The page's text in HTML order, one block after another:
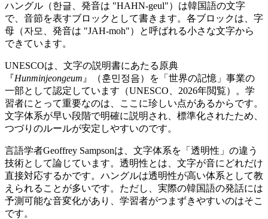
ハングル（한글、発音は "HAHN-geul"）は韓国語の文字
で、音節を表すブロックとして書きます。各ブロックは、字
母（자모、発音は "JAH-moh"）と呼ばれる小さな文字から
できています。
UNESCOは、文字の説明書にあたる原典
『Hunminjeongeum』（훈민정음）を「世界の記憶」事業の
一部として認定しています（UNESCO、2026年閲覧）。学
習者にとって重要なのは、ここに珍しい点があるからです。
文字体系が早い段階で明確に説明され、標準化されたため、
つづりのルールが安定しやすいのです。
言語学者Geoffrey Sampsonは、文字体系を「透明性」の違う
技術として論じています。透明性とは、文字が音にどれだけ
直接対応するかです。ハングルは透明性が高い体系として教
えられることが多いです。ただし、実際の韓国語の発話には
予測可能な音変化があり、学習者がつまずきやすいのはそこ
です。